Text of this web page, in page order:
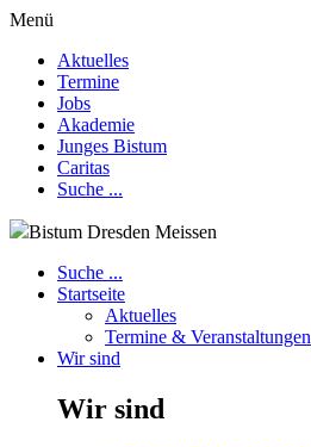
Menü
Aktuelles
Termine
Jobs
Akademie
Junges Bistum
Caritas
Suche ...
Bistum Dresden Meissen
Suche ...
Startseite
Aktuelles
Termine & Veranstaltungen
Wir sind
Wir sind